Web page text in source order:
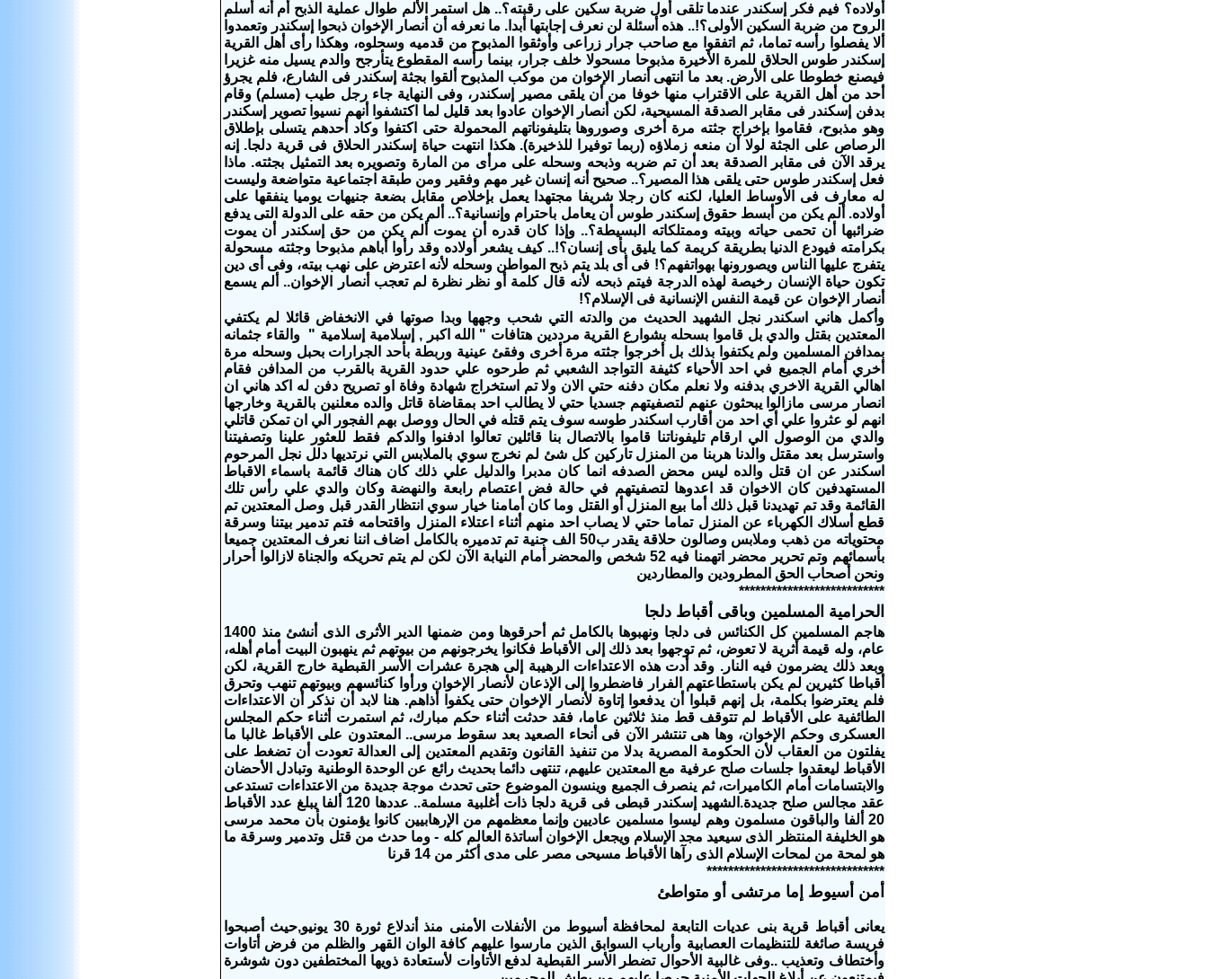
أولاده؟ فيم فكر إسكندر عندما تلقى أول ضربة سكين على رقبته؟.. هل استمر الألم طوال عملية الذبح أم أنه أسلم
الروح من ضربة السكين الأولى؟!.. هذه أسئلة لن نعرف إجابتها أبدا. ما نعرفه أن أنصار الإخوان ذبحوا إسكندر وتعمدوا
ألا يفصلوا رأسه تماما، ثم اتفقوا مع صاحب جرار زراعى وأوثقوا المذبوح من قدميه وسحلوه، وهكذا رأى أهل القرية
إسكندر طوس الحلاق للمرة الأخيرة مذبوحا مسحولا خلف جرار، بينما رأسه المقطوع يتأرجح والدم يسيل منه غزيرا
فيصنع خطوطا على الأرض. بعد ما انتهى أنصار الإخوان من موكب المذبوح ألقوا بجثة إسكندر فى الشارع، فلم يجرؤ
أحد من أهل القرية على الاقتراب منها خوفا من أن يلقى مصير إسكندر، وفى النهاية جاء رجل طيب (مسلم) وقام
بدفن إسكندر فى مقابر الصدقة المسيحية، لكن أنصار الإخوان عادوا بعد قليل لما اكتشفوا أنهم نسيوا تصوير إسكندر
وهو مذبوح، فقاموا بإخراج جثته مرة أخرى وصوروها بتليفوناتهم المحمولة حتى اكتفوا وكاد أحدهم يتسلى بإطلاق
الرصاص على الجثة لولا أن منعه زملاؤه (ربما توفيرا للذخيرة). هكذا انتهت حياة إسكندر الحلاق فى قرية دلجا. إنه
يرقد الآن فى مقابر الصدقة بعد أن تم ضربه وذبحه وسحله على مرأى من المارة وتصويره بعد التمثيل بجثته. ماذا
فعل إسكندر طوس حتى يلقى هذا المصير؟.. صحيح أنه إنسان غير مهم وفقير ومن طبقة اجتماعية متواضعة وليست
له معارف فى الأوساط العليا، لكنه كان رجلا شريفا مجتهدا يعمل بإخلاص مقابل بضعة جنيهات يوميا ينفقها على
أولاده. ألم يكن من أبسط حقوق إسكندر طوس أن يعامل باحترام وإنسانية؟.. ألم يكن من حقه على الدولة التى يدفع
ضرائبها أن تحمى حياته وبيته وممتلكاته البسيطة؟.. وإذا كان قدره أن يموت ألم يكن من حق إسكندر أن يموت
بكرامته فيودع الدنيا بطريقة كريمة كما يليق بأى إنسان؟!.. كيف يشعر أولاده وقد رأوا أباهم مذبوحا وجثته مسحولة
يتفرج عليها الناس ويصورونها بهواتفهم؟! فى أى بلد يتم ذبح المواطن وسحله لأنه اعترض على نهب بيته، وفى أى دين
تكون حياة الإنسان رخيصة لهذه الدرجة فيتم ذبحه لأنه قال كلمة أو نظر نظرة لم تعجب أنصار الإخوان.. ألم يسمع
أنصار الإخوان عن قيمة النفس الإنسانية فى الإسلام؟!
وأكمل هاني اسكندر نجل الشهيد الحديث من والدته التي شحب وجهها وبدا صوتها في الانخفاض قائلا لم يكتفي
المعتدين بقتل والدي بل قاموا بسحله بشوارع القرية مرددين هتافات " الله اكبر , إسلامية إسلامية " والقاء جثمانه
بمدافن المسلمين ولم يكتفوا بذلك بل أخرجوا جثته مرة أخرى وفقئ عينية وربطة بأحد الجرارات بحبل وسحله مرة
أخري أمام الجميع في احد الأحياء كثيفة التواجد الشعبي ثم طرحوه علي حدود القرية بالقرب من المدافن فقام
اهالي القرية الاخري بدفنه ولا نعلم مكان دفنه حتي الان ولا تم استخراج شهادة وفاة او تصريح دفن له اكد هاني ان
انصار مرسى مازالوا يبحثون عنهم لتصفيتهم جسديا حتي لا يطالب احد بمقاضاة قاتل والده معلنين بالقرية وخارجها
انهم لو عثروا علي أي احد من أقارب اسكندر طوسه سوف يتم قتله في الحال ووصل بهم الفجور الي ان تمكن قاتلي
والدي من الوصول الي ارقام تليفوناتنا قاموا بالاتصال بنا قائلين تعالوا ادفنوا والدكم فقط للعثور علينا وتصفيتنا
واسترسل بعد مقتل والدنا هربنا من المنزل تاركين كل شئ لم نخرج سوي بالملابس التي نرتديها دلل نجل المرحوم
اسكندر عن ان قتل والده ليس محض الصدفه انما كان مدبرا والدليل علي ذلك كان هناك قائمة باسماء الاقباط
المستهدفين كان الاخوان قد اعدوها لتصفيتهم في حالة فض اعتصام رابعة والنهضة وكان والدي علي رأس تلك
القائمة وقد تم تهديدنا قبل ذلك أما بيع المنزل أو القتل وما كان أمامنا خيار سوي انتظار القدر قبل وصل المعتدين تم
قطع أسلاك الكهرباء عن المنزل تماما حتي لا يصاب احد منهم أثناء اعتلاء المنزل واقتحامه فتم تدمير بيتنا وسرقة
محتوياته من ذهب وملابس وصالون حلاقة يقدر ب50 الف جنية تم تدميره بالكامل اضاف اننا نعرف المعتدين جميعا
بأسمائهم وتم تحرير محضر اتهمنا فيه 52 شخص والمحضر أمام النيابة الآن لكن لم يتم تحريكه والجناة لازالوا أحرار
ونحن أصحاب الحق المطرودين والمطاردين
***************************
الحرامية المسلمين وباقى أقباط دلجا
هاجم المسلمين كل الكنائس فى دلجا ونهبوها بالكامل ثم أحرقوها ومن ضمنها الدير الأثرى الذى أنشئ منذ 1400
عام، وله قيمة أثرية لا تعوض، ثم توجهوا بعد ذلك إلى الأقباط فكانوا يخرجونهم من بيوتهم ثم ينهبون البيت أمام أهله،
وبعد ذلك يضرمون فيه النار. وقد أدت هذه الاعتداءات الرهيبة إلى هجرة عشرات الأسر القبطية خارج القرية، لكن
أقباطا كثيرين لم يكن باستطاعتهم الفرار فاضطروا إلى الإذعان لأنصار الإخوان ورأوا كنائسهم وبيوتهم تنهب وتحرق
فلم يعترضوا بكلمة، بل إنهم قبلوا أن يدفعوا إتاوة لأنصار الإخوان حتى يكفوا أذاهم. هنا لابد أن نذكر أن الاعتداءات
الطائفية على الأقباط لم تتوقف قط منذ ثلاثين عاما، فقد حدثت أثناء حكم مبارك، ثم استمرت أثناء حكم المجلس
العسكرى وحكم الإخوان، وها هى تنتشر الآن فى أنحاء الصعيد بعد سقوط مرسى.. المعتدون على الأقباط غالبا ما
يفلتون من العقاب لأن الحكومة المصرية بدلا من تنفيذ القانون وتقديم المعتدين إلى العدالة تعودت أن تضغط على
الأقباط ليعقدوا جلسات صلح عرفية مع المعتدين عليهم، تنتهى دائما بحديث رائع عن الوحدة الوطنية وتبادل الأحضان
والابتسامات أمام الكاميرات، ثم ينصرف الجميع وينسون الموضوع حتى تحدث موجة جديدة من الاعتداءات تستدعى
عقد مجالس صلح جديدة.الشهيد إسكندر قبطى فى قرية دلجا ذات أغلبية مسلمة.. عددها 120 ألفا يبلغ عدد الأقباط
20 ألفا والباقون مسلمون وهم ليسوا مسلمين عاديين وإنما معظمهم من الإرهابيين كانوا يؤمنون بأن محمد مرسى
هو الخليفة المنتظر الذى سيعيد مجد الإسلام ويجعل الإخوان أساتذة العالم كله - وما حدث من قتل وتدمير وسرقة ما
هو لمحة من لمحات الإسلام الذى رآها الأقباط مسيحى مصر على مدى أكثر من 14 قرنا
*********************************
أمن أسيوط إما مرتشى أو متواطئ
يعانى أقباط قرية بنى عديات التابعة لمحافظة أسيوط من الأنفلات الأمنى منذ أندلاع ثورة 30 يونيو,حيث أصبحوا
فريسة صائغة للتنظيمات العصابية وأرباب السوابق الذين مارسوا عليهم كافة الوان القهر والظلم من فرض أتاوات
وأختطاف وتعذيب ..وفى غالبية الأحوال تضطر الأسر القبطية لدفع الأتاوات لأستعادة ذويها المختطفين دون شوشرة